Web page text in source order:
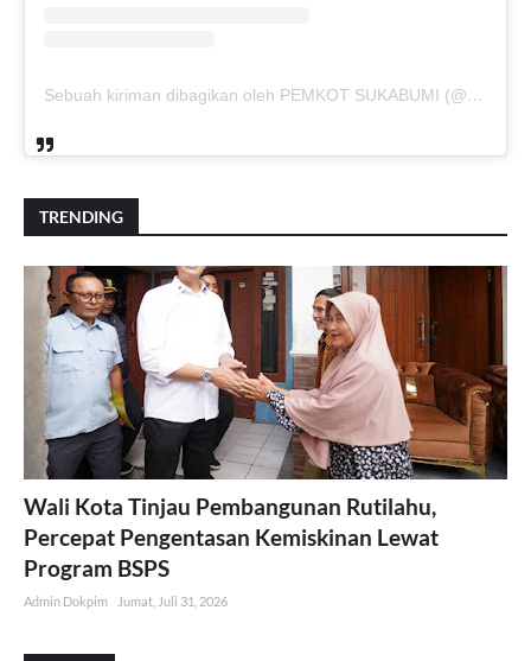
Sebuah kiriman dibagikan oleh PEMKOT SUKABUMI (@pemkotsukabumi_)
TRENDING
Wali Kota Tinjau Pembangunan Rutilahu,
Percepat Pengentasan Kemiskinan Lewat
Program BSPS
Admin Dokpim Jumat, Juli 31, 2026